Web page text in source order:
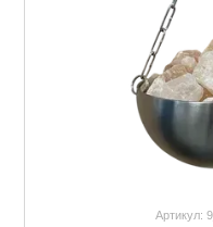
Артикул: